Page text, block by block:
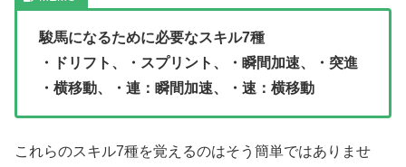
駿馬になるために必要なスキル7種
・ドリフト、・スプリント、・瞬間加速、・突進
・横移動、・連：瞬間加速、・速：横移動
これらのスキル7種を覚えるのはそう簡単ではありませ